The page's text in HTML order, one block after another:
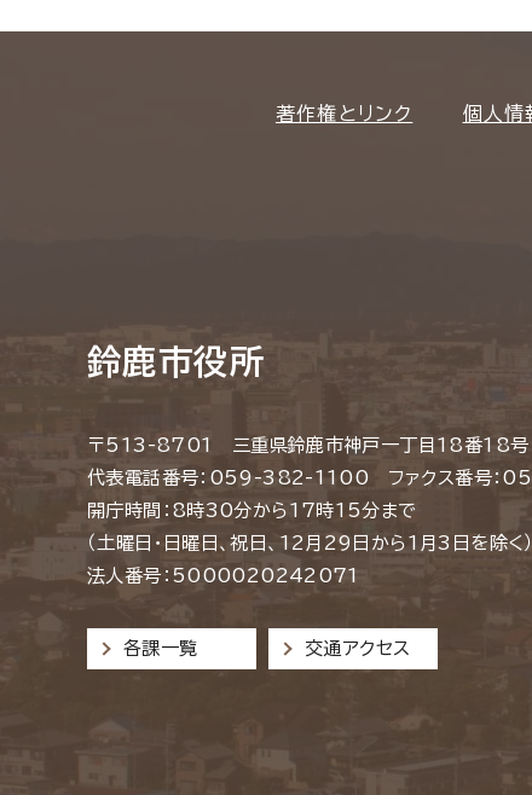
著作権とリンク 個人情
鈴鹿市役所
〒513-8701 三重県鈴鹿市神戸一丁目18番18号
代表電話番号：059-382-1100 ファクス番号
開庁時間：8時30分から17時15分まで
（土曜日・日曜日、祝日、12月29日から1月3日を除く）
法人番号：5000020242071
各課一覧 交通アクセス